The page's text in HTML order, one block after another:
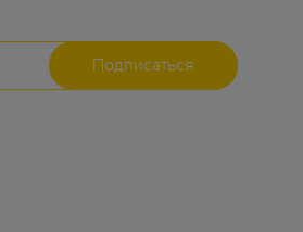
Подписаться